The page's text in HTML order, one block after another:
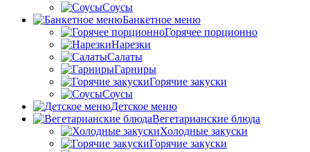
Соусы
Банкетное меню
Горячее порционно
Нарезки
Салаты
Гарниры
Горячие закуски
Соусы
Детское меню
Вегетарианские блюда
Холодные закуски
Горячие закуски